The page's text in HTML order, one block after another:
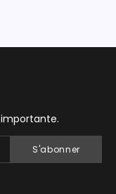
S'abonner